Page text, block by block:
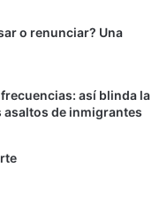
o renunciar? Una
así blinda la
asaltos de inmigrantes